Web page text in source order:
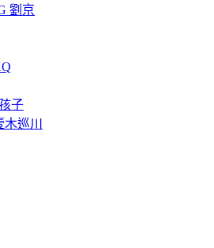
劉京
子
巡川